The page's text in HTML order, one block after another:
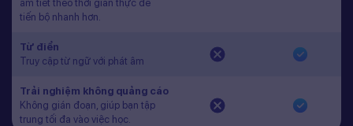
âm tiết theo thời gian thực để
tiến bộ nhanh hơn.
Từ điển
Truy cập từ ngữ với phát âm
Trải nghiệm không quảng cáo
Không gián đoạn, giúp bạn tập
trung tối đa vào việc học.